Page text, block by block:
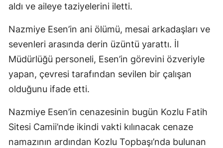
aldı ve aileye taziyelerini iletti.
Nazmiye Esen’in ani ölümü, mesai arkadaşları ve
sevenleri arasında derin üzüntü yarattı. İl
Müdürlüğü personeli, Esen’in görevini özveriyle
yapan, çevresi tarafından sevilen bir çalışan
olduğunu ifade etti.
Nazmiye Esen’in cenazesinin bugün Kozlu Fatih
Sitesi Camii’nde ikindi vakti kılınacak cenaze
namazının ardından Kozlu Topbaşı’nda bulunan